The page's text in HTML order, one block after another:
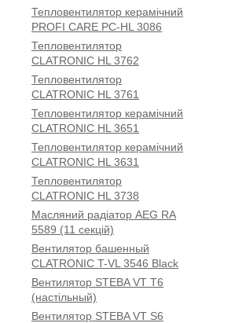
Тепловентилятор керамічний
PROFI CARE PC-HL 3086
Тепловентилятор
CLATRONIC HL 3762
Тепловентилятор
CLATRONIC HL 3761
Тепловентилятор керамічний
CLATRONIC HL 3651
Тепловентилятор керамічний
CLATRONIC HL 3631
Тепловентилятор
CLATRONIC HL 3738
Масляний радіатор AEG RA
5589 (11 секцій)
Вентилятор башенный
CLATRONIC T-VL 3546 Black
Вентилятор STEBA VT T6
(настільный)
Вентилятор STEBA VT S6